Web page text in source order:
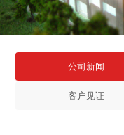
公司新闻
客户见证